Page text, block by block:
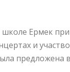
Ермек
и